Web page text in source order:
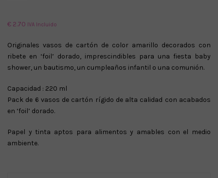
€ 2.70 IVA Incluido
Originales vasos de cartón de color amarillo decorados con
ribete en ‘foil’ dorado, imprescindibles para una fiesta baby
shower, un bautismo, un cumpleaños infantil o una comunión.
Capacidad : 220 ml
Pack de 6 vasos de cartón rígido de alta calidad con acabados
en ‘foil’ dorado.
Papel y tinta aptos para alimentos y amables con el medio
ambiente.